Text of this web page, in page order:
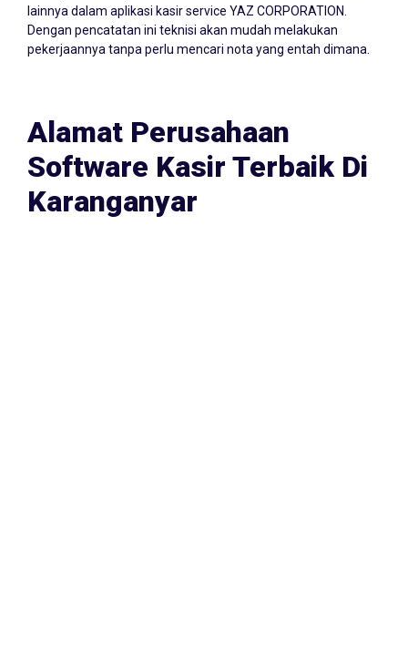
lainnya dalam aplikasi kasir service YAZ CORPORATION.
Dengan pencatatan ini teknisi akan mudah melakukan
pekerjaannya tanpa perlu mencari nota yang entah dimana.
Alamat Perusahaan
Software Kasir Terbaik Di
Karanganyar